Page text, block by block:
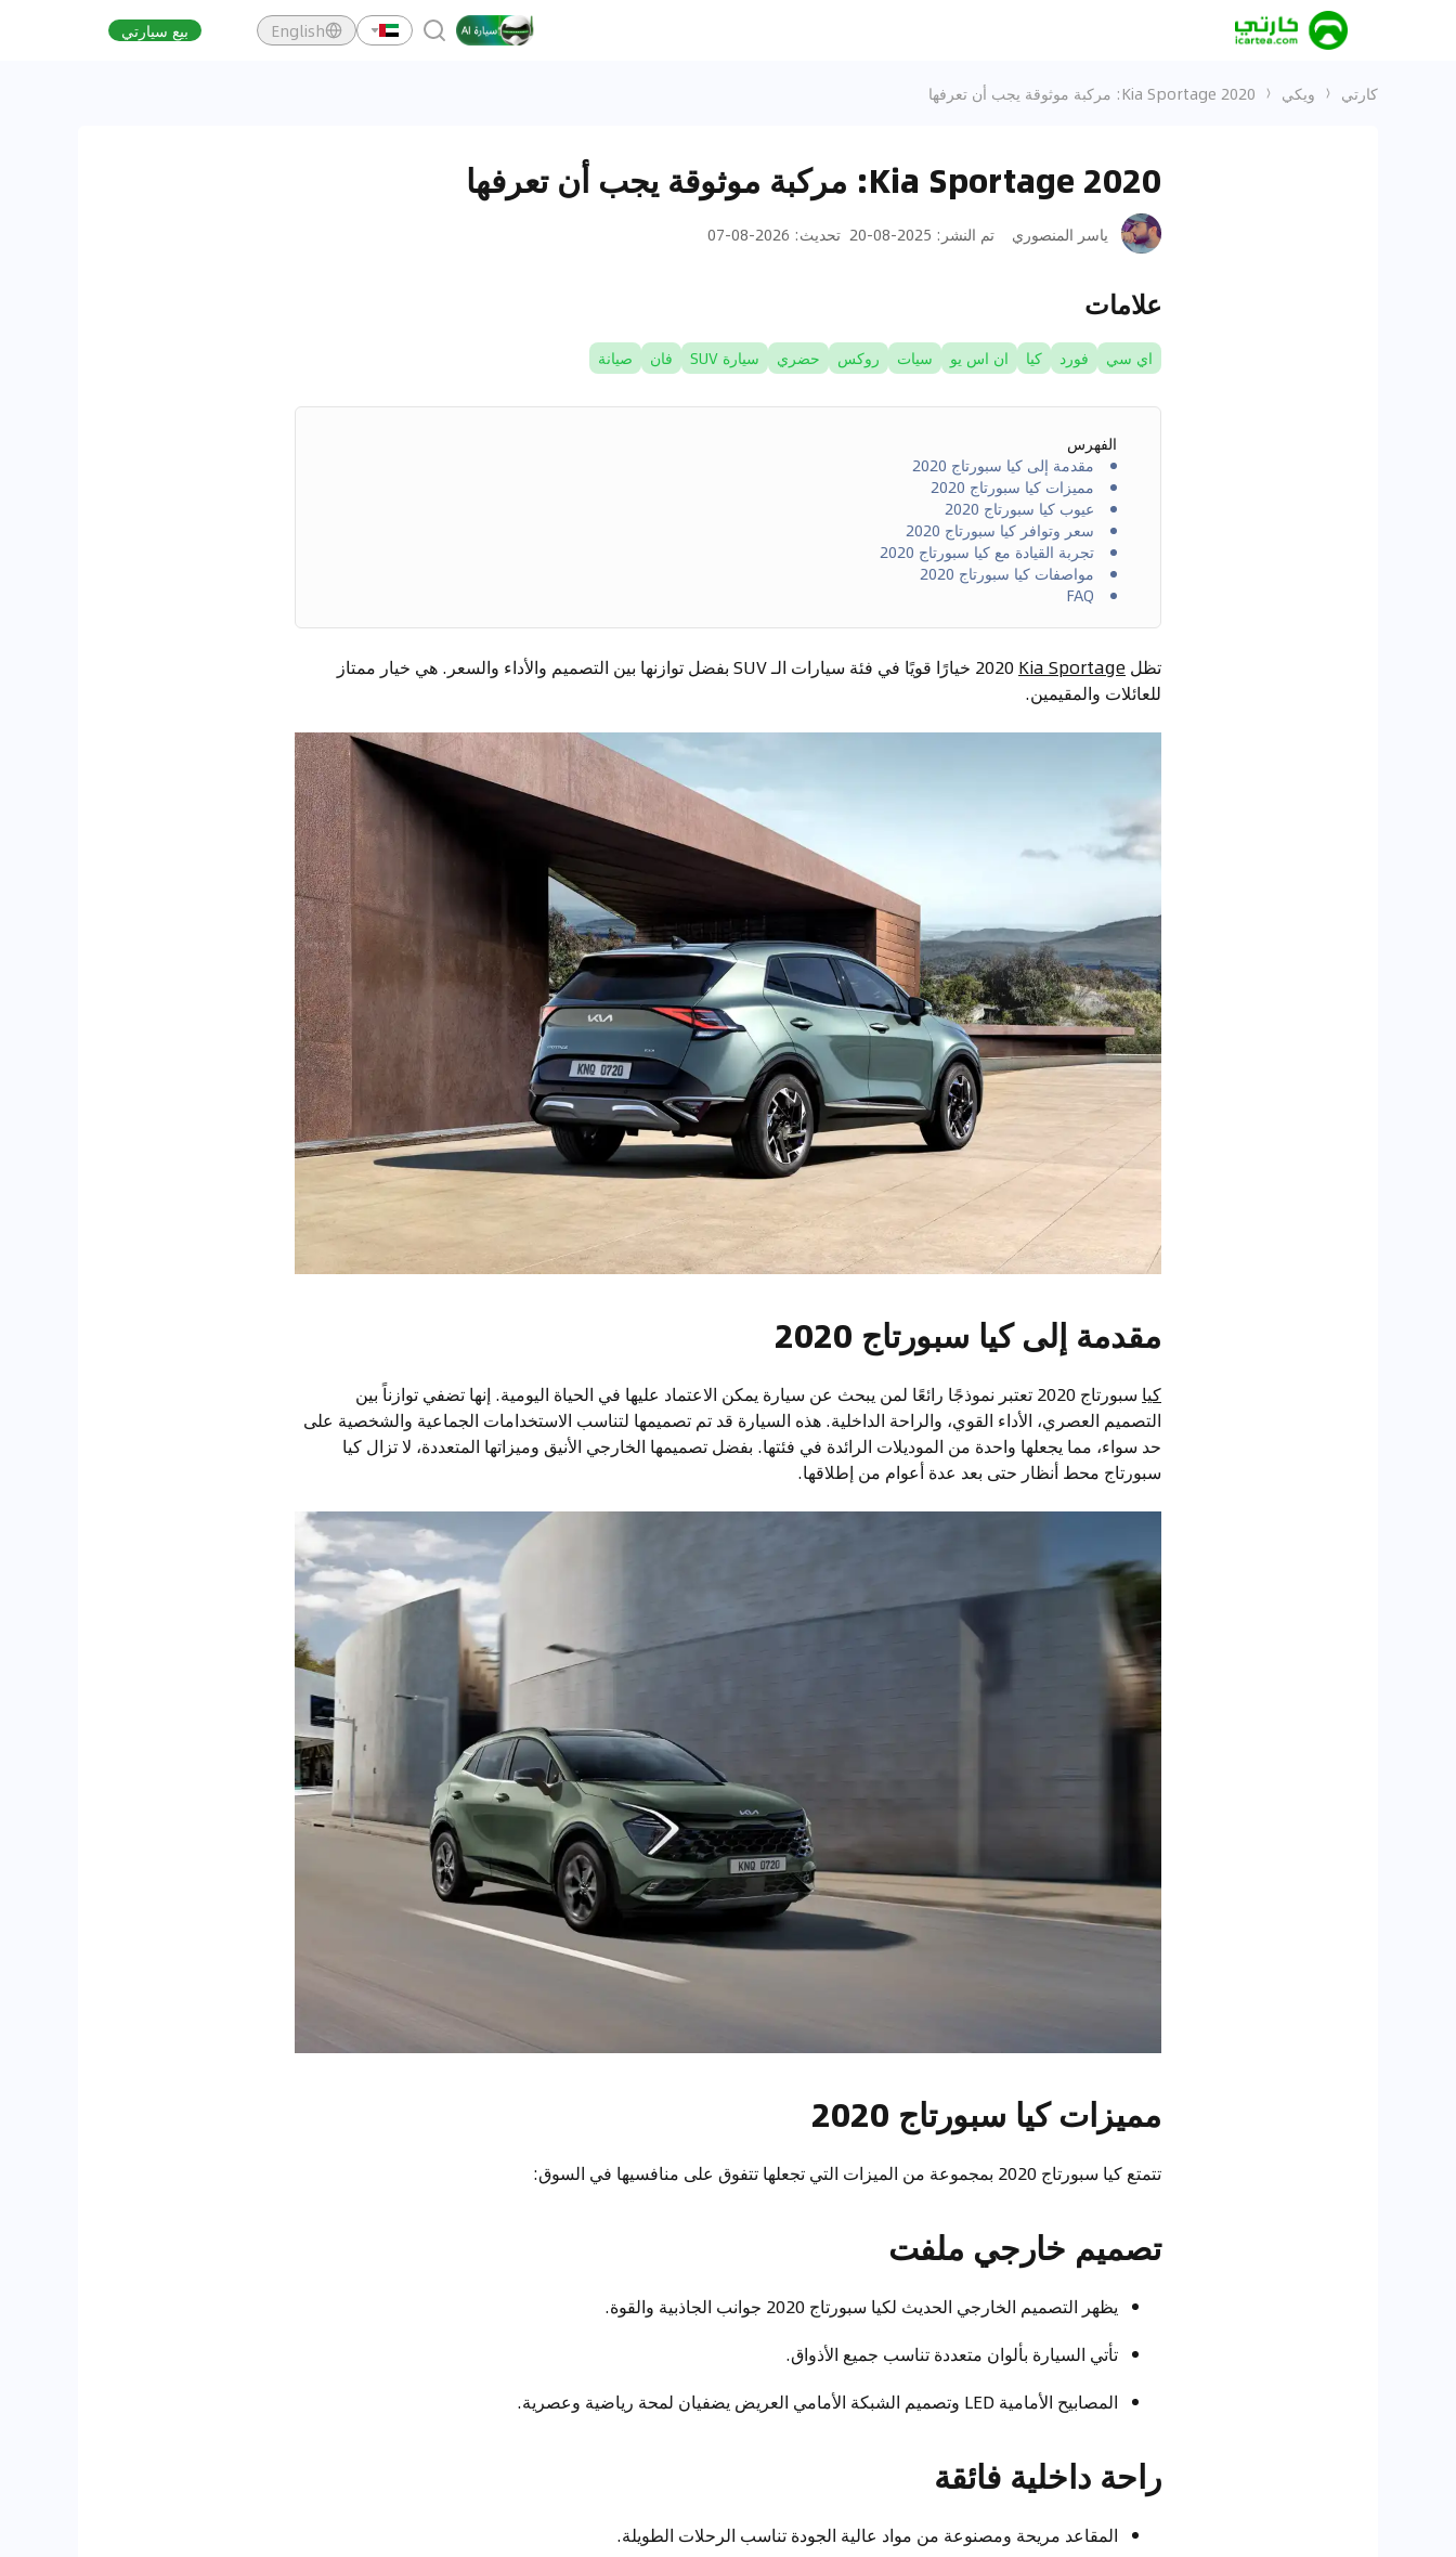
English بيع سيارتي
كارتي ويكي Kia Sportage 2020: مركبة موثوقة يجب أن تعرفها
Kia Sportage 2020: مركبة موثوقة يجب أن تعرفها
ياسر المنصوري تم النشر :
2025-08-20 تحديث:
2026-08-07
علامات
اي سي فورد كيا ان اس يو سيات روكس حضري سيارة SUV فان صيانة
الفهرس
مقدمة إلى كيا سبورتاج 2020
مميزات كيا سبورتاج 2020
عيوب كيا سبورتاج 2020
سعر وتوافر كيا سبورتاج 2020
تجربة القيادة مع كيا سبورتاج 2020
مواصفات كيا سبورتاج 2020
FAQ
تظل Kia Sportage
2020 خيارًا قويًا في فئة سيارات الـ SUV بفضل توازنها بين التصميم والأداء والسعر. هي خيار ممتاز
للعائلات والمقيمين.
مقدمة إلى كيا سبورتاج 2020
كيا
سبورتاج 2020 تعتبر نموذجًا رائعًا لمن يبحث عن سيارة يمكن الاعتماد عليها في الحياة اليومية. إنها تضفي توازناً بين
التصميم العصري، الأداء القوي، والراحة الداخلية. هذه السيارة قد تم تصميمها لتناسب الاستخدامات الجماعية والشخصية على
حد سواء، مما يجعلها واحدة من الموديلات الرائدة في فئتها. بفضل تصميمها الخارجي الأنيق وميزاتها المتعددة، لا تزال كيا
سبورتاج محط أنظار حتى بعد عدة أعوام من إطلاقها.
مميزات كيا سبورتاج 2020
تتمتع كيا سبورتاج 2020 بمجموعة من الميزات التي تجعلها تتفوق على منافسيها في السوق:
تصميم خارجي ملفت
يظهر التصميم الخارجي الحديث لكيا سبورتاج 2020 جوانب الجاذبية والقوة.
تأتي السيارة بألوان متعددة تناسب جميع الأذواق.
المصابيح الأمامية LED وتصميم الشبكة الأمامي العريض يضفيان لمحة رياضية وعصرية.
راحة داخلية فائقة
المقاعد مريحة ومصنوعة من مواد عالية الجودة تناسب الرحلات الطويلة.